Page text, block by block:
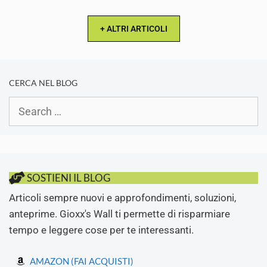
+ ALTRI ARTICOLI
CERCA NEL BLOG
SOSTIENI IL BLOG
Articoli sempre nuovi e approfondimenti, soluzioni,
anteprime. Gioxx's Wall ti permette di risparmiare
tempo e leggere cose per te interessanti.
AMAZON (FAI ACQUISTI)